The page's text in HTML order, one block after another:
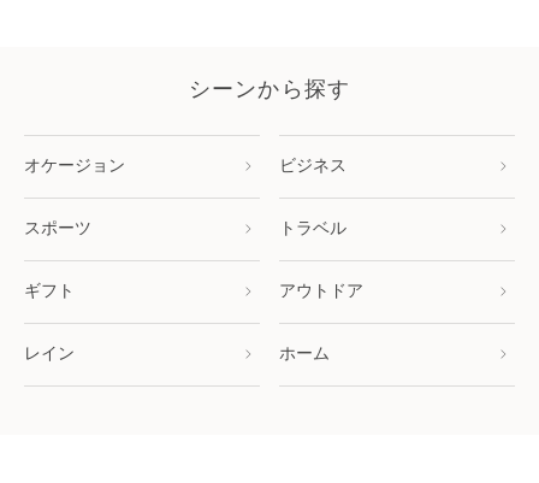
シーンから探す
オケージョン ビジネス
スポーツ トラベル
ギフト アウトドア
レイン ホーム